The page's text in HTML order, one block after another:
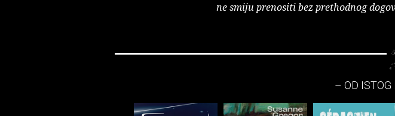
ne smiju prenositi bez prethodnog
– OD